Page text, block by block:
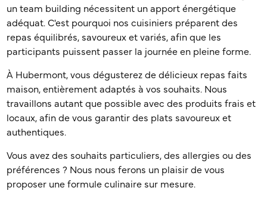
un team building nécessitent un apport énergétique
adéquat. C'est pourquoi nos cuisiniers préparent des
repas équilibrés, savoureux et variés, afin que les
participants puissent passer la journée en pleine forme.
À Hubermont, vous dégusterez de délicieux repas faits
maison, entièrement adaptés à vos souhaits. Nous
travaillons autant que possible avec des produits frais et
locaux, afin de vous garantir des plats savoureux et
authentiques.
Vous avez des souhaits particuliers, des allergies ou des
préférences ? Nous nous ferons un plaisir de vous
proposer une formule culinaire sur mesure.